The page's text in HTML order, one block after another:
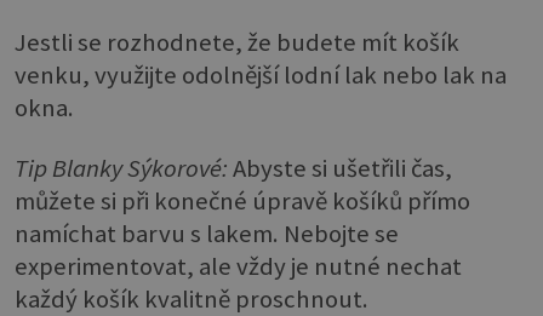
Jestli se rozhodnete, že budete mít košík
venku, využijte odolnější lodní lak nebo lak na
okna.
Tip Blanky Sýkorové:Abyste si ušetřili čas,
můžete si při konečné úpravě košíků přímo
namíchat barvu s lakem. Nebojte se
experimentovat, ale vždy je nutné nechat
každý košík kvalitně proschnout.